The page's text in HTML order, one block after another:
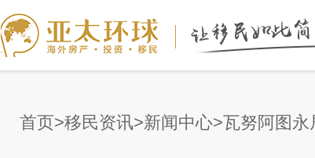
首页 移民资讯 新闻中心